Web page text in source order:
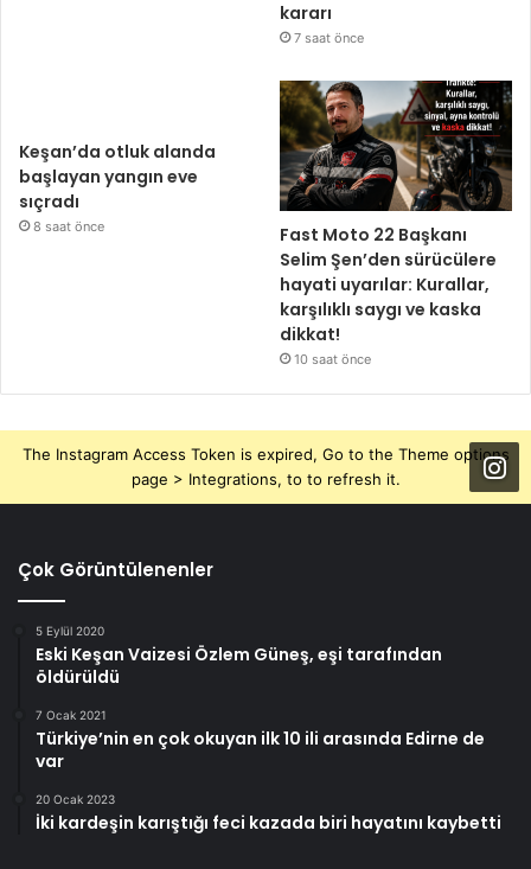
kararı
7 saat önce
Keşan’da otluk alanda
başlayan yangın eve
sıçradı
8 saat önce
Fast Moto 22 Başkanı
Selim Şen’den sürücülere
hayati uyarılar: Kurallar,
karşılıklı saygı ve kaska
dikkat!
10 saat önce
The Instagram Access Token is expired, Go to the Theme options
page > Integrations, to to refresh it.
Çok Görüntülenenler
5 Eylül 2020
Eski Keşan Vaizesi Özlem Güneş, eşi tarafından
öldürüldü
7 Ocak 2021
Türkiye’nin en çok okuyan ilk 10 ili arasında Edirne de
var
20 Ocak 2023
İki kardeşin karıştığı feci kazada biri hayatını kaybetti